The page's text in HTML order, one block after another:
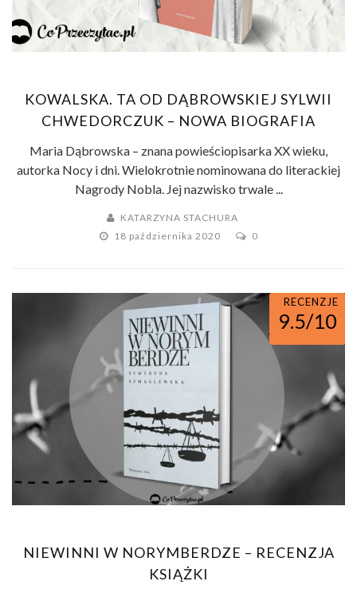
KOWALSKA. TA OD DĄBROWSKIEJ SYLWII
CHWEDORCZUK – NOWA BIOGRAFIA
Maria Dąbrowska – znana powieściopisarka XX wieku,
autorka Nocy i dni. Wielokrotnie nominowana do literackiej
Nagrody Nobla. Jej nazwisko trwale ...
KATARZYNA STACHURA
18 października 2020
0
RECENZJE
9.5/10
NIEWINNI W NORYMBERDZE – RECENZJA
KSIĄŻKI